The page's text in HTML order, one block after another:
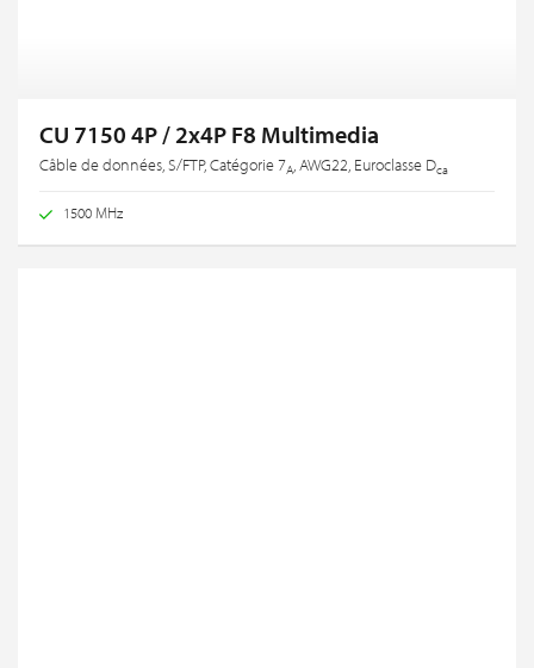
CU 7150 4P / 2x4P F8 Multimedia
Câble de données, S/FTP, Catégorie 7A, AWG22, Euroclasse Dca
1500 MHz